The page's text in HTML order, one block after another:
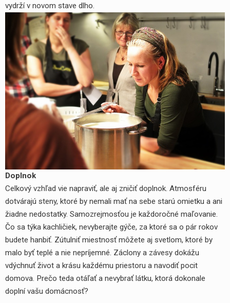
vydrží v novom stave dlho.
Doplnok
Celkový vzhľad vie napraviť, ale aj zničiť doplnok. Atmosféru
dotvárajú steny, ktoré by nemali mať na sebe starú omietku a ani
žiadne nedostatky. Samozrejmosťou je každoročné maľovanie.
Čo sa týka kachličiek, nevyberajte gýče, za ktoré sa o pár rokov
budete hanbiť. Zútulniť miestnosť môžete aj svetlom, ktoré by
malo byť teplé a nie nepríjemné. Záclony a závesy dokážu
vdýchnuť život a krásu každému priestoru a navodiť pocit
domova. Prečo teda otáľať a nevybrať látku, ktorá dokonale
doplní vašu domácnosť?